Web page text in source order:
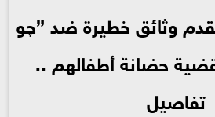
وثائق خطيرة ضد ”چو
حضانة أطفالهم ..
تفاصيل